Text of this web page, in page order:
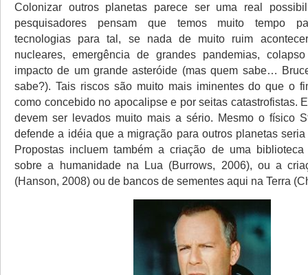
Colonizar outros planetas parece ser uma real
pesquisadores pensam que temos muito tempo
tecnologias para tal, se nada de muito ruim
nucleares, emergência de grandes pandemias,
impacto de um grande asteróide (mas quem sabe…
sabe?). Tais riscos são muito mais iminentes do que o
como concebido no apocalipse e por seitas catastrofistas.
devem ser levados muito mais a sério. Mesmo o físico
defende a idéia que a migração para outros planetas
Propostas incluem também a criação de uma
sobre a humanidade na Lua (Burrows, 2006), ou a
(Hanson, 2008) ou de bancos de sementes aqui na Terra